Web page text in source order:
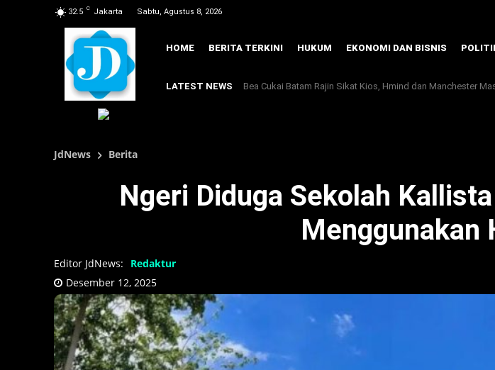
32.5 C Jakarta Sabtu, Agustus 8, 2026
HOME BERITA TERKINI HUKUM EKONOMI DAN BISNIS
LATEST NEWS ‎Bea Cukai Batam Rajin Sikat Kios, Hmind dan Manchester
JdNews Berita
‎Ngeri Diduga Sekolah
Menggunakan
Editor JdNews:
Redaktur
Desember 12, 2025